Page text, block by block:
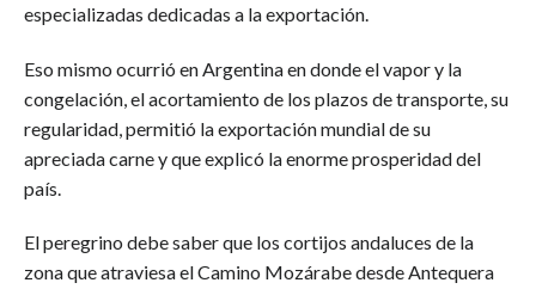
especializadas dedicadas a la exportación.
Eso mismo ocurrió en Argentina en donde el vapor y la
congelación, el acortamiento de los plazos de transporte, su
regularidad, permitió la exportación mundial de su
apreciada carne y que explicó la enorme prosperidad del
país.
El peregrino debe saber que los cortijos andaluces de la
zona que atraviesa el Camino Mozárabe desde Antequera